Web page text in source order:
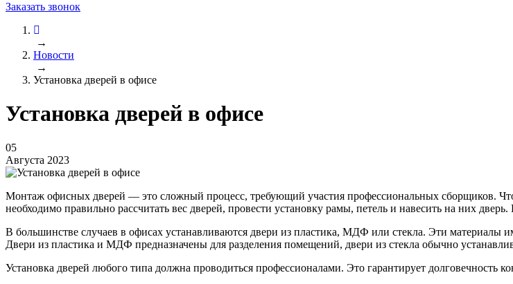
Заказать звонок
→
Новости
→
Установка дверей в офисе
Установка дверей в офисе
05
Августа 2023
Монтаж офисных дверей — это сложный процесс, требующий участия профессиональных сборщиков.
необходимо правильно рассчитать вес дверей, провести установку рамы, петель и навесить на них
В большинстве случаев в офисах устанавливаются двери из пластика, МДФ или стекла. Эти материалы
Двери из пластика и МДФ предназначены для разделения помещений, двери из стекла обычно
Установка дверей любого типа должна проводиться профессионалами. Это гарантирует долговечность